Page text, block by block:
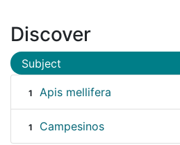
Discover
Subject
1 Apis mellifera
1 Campesinos